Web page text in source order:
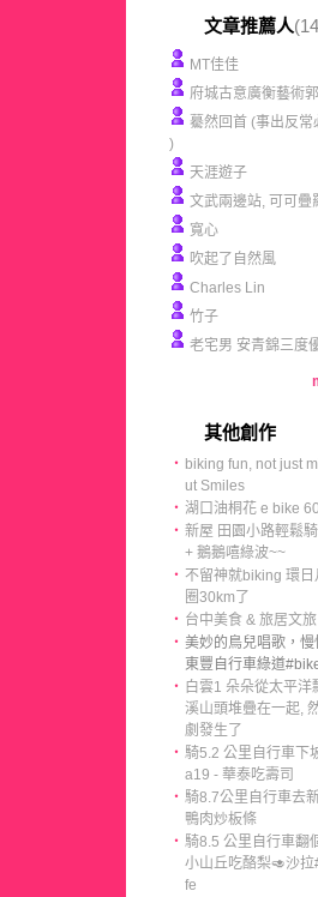
文章推薦人
MT佳佳
府城古意廣衡藝術
驀然回首 (事出反常
)
天涯遊子
文武兩邊站, 可可疊
寬心
吹起了自然風
Charles Lin
竹子
老宅男 安青錦三度
其他創作
‧ biking fun, not just
ut Smiles
‧ 湖口油桐花 e bike
‧ 新屋 田園小路輕鬆
+ 鵝鵝嘻綠波~~
‧ 不留神就biking 環日
圈30km了
‧ 台中美食 & 旅居文旅
‧ 美妙的鳥兒唱歌，慢
東豐自行車綠道
‧ 白雲1 朵朵從太平洋
溪山頭堆疊在一起,
劇發生了
‧ 騎5.2 公里自行車下
a19 - 華泰吃壽司
‧ 騎8.7公里自行車去
鴨肉炒板條
‧ 騎8.5 公里自行車翻
小山丘吃酪梨🥑沙
fe